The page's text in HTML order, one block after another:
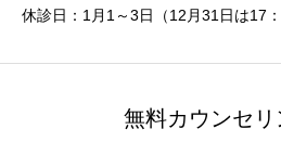
休診日：1月1～3日（12月31日は17：
無料カウンセリ